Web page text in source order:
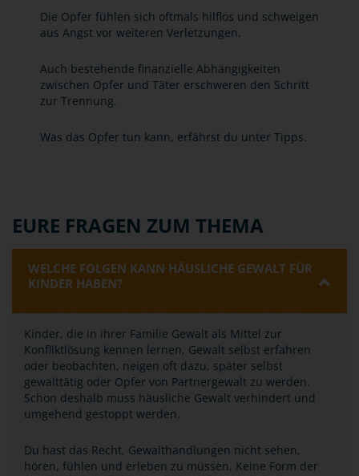
Die Opfer fühlen sich oftmals hilflos und schweigen
aus Angst vor weiteren Verletzungen.
Auch bestehende finanzielle Abhängigkeiten
zwischen Opfer und Täter erschweren den Schritt
zur Trennung.
Was das Opfer tun kann, erfährst du unter Tipps.
EURE FRAGEN ZUM THEMA
WELCHE FOLGEN KANN HÄUSLICHE GEWALT FÜR
KINDER HABEN?
Kinder, die in ihrer Familie Gewalt als Mittel zur
Konfliktlösung kennen lernen, Gewalt selbst erfahren
oder beobachten, neigen oft dazu, später selbst
gewalttätig oder Opfer von Partnergewalt zu werden.
Schon deshalb muss häusliche Gewalt verhindert und
umgehend gestoppt werden.
Du hast das Recht, Gewalthandlungen nicht sehen,
hören, fühlen und erleben zu müssen. Keine Form der